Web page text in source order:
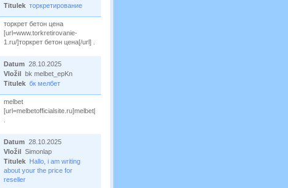
Titulek торкретирование
торкрет бетон цена
[url=www.torkretirovanie-
1.ru/]торкрет бетон цена[/url] .
Datum 28.10.2025
Vložil bk melbet_epKn
Titulek бк мелбет
melbet
[url=melbetofficialsite.ru]melbet[/url]
Datum 28.10.2025
Vložil Simonlap
Titulek Hallo, i am writing
about your the price for
reseller